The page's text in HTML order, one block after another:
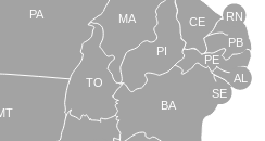
TO
BA
SE
PE
AL
RN
CE
PI
MA
PA
PB